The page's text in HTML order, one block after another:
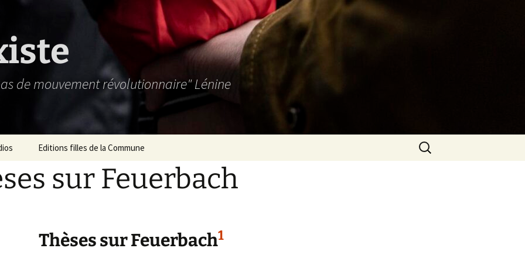
de mouvement révolutionnaire" Lénine
Editions filles de la Commune Rechercher :
sur Feuerbach
Thèses sur Feuerbach1